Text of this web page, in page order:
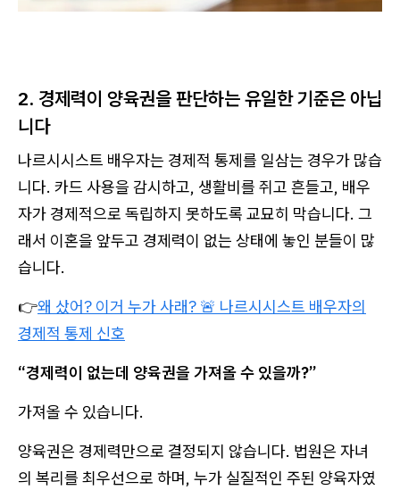
2. 경제력이 양육권을 판단하는 유일한 기준은 아닙
니다
나르시시스트 배우자는 경제적 통제를 일삼는 경우가 많습
니다. 카드 사용을 감시하고, 생활비를 쥐고 흔들고, 배우
자가 경제적으로 독립하지 못하도록 교묘히 막습니다. 그
래서 이혼을 앞두고 경제력이 없는 상태에 놓인 분들이 많
습니다.
👉왜 샀어? 이거 누가 사래? 🚨 나르시시스트 배우자의
경제적 통제 신호
“경제력이 없는데 양육권을 가져올 수 있을까?”
가져올 수 있습니다.
양육권은 경제력만으로 결정되지 않습니다. 법원은 자녀
의 복리를 최우선으로 하며, 누가 실질적인 주된 양육자였